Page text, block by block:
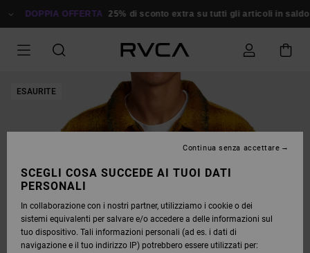
ALLE DOPPIA OFFERTA 25% di sconto extra su tutti gli articoli in saldo
ESAURITE
SCEGLI COSA SUCCEDE AI TUOI DATI
PERSONALI
In collaborazione con i nostri partner, utilizziamo i cookie o dei
sistemi equivalenti per salvare e/o accedere a delle informazioni sul
tuo dispositivo. Tali informazioni personali (ad es. i dati di
navigazione e il tuo indirizzo IP) potrebbero essere utilizzati per:
Continua senza accettare